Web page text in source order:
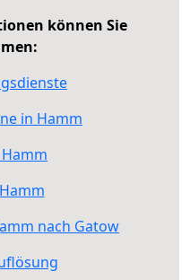
können Sie
in Hamm
nach Gatow